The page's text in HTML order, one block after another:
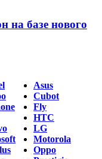
на базе нового
Asus
Cubot
Fly
HTC
LG
Motorola
Oppo